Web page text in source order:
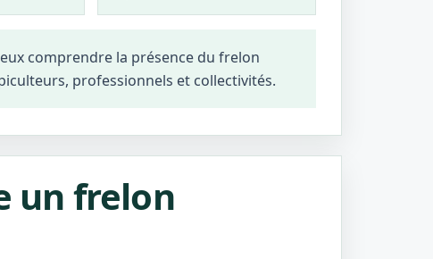
comprendre la présence du frelon
professionnels et collectivités.
un frelon